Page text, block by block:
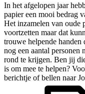
In het afgelopen jaar
papier een mooi bedrag
Het inzamelen van oude
voortzetten maar dat
trouwe helpende handen
nog een aantal personen
rond te krijgen. Ben jij
is om mee te helpen?
berichtje of bellen naar